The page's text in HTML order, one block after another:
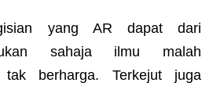
yang AR dapat dari
sahaja ilmu malah
tak berharga. Terkejut juga